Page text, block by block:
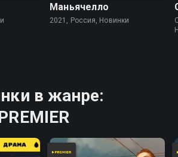
Маньячелло
2021, Россия, Новинки
в жанре: